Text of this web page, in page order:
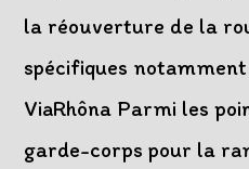
la réouverture de la
spécifiques
ViaRhôna Parmi les
garde-corps pour la